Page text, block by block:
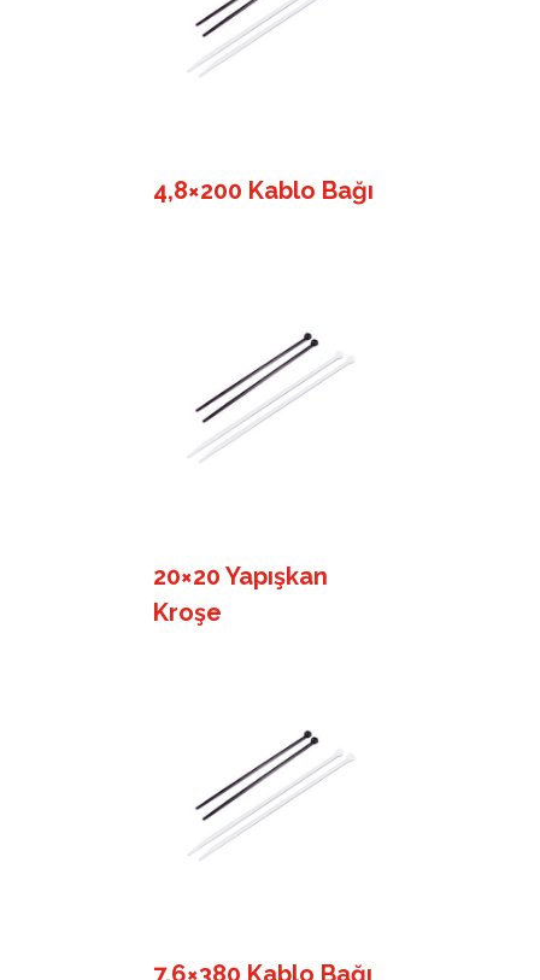
4,8×200 Kablo Bağı
20×20 Yapışkan
Kroşe